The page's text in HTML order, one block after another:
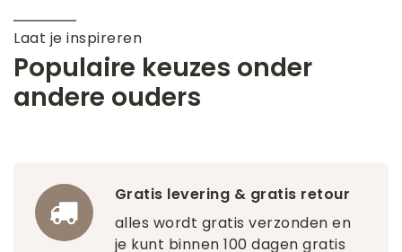
Laat je inspireren
Populaire keuzes onder
andere ouders
Gratis levering & gratis retour
alles wordt gratis verzonden en
je kunt binnen 100 dagen gratis